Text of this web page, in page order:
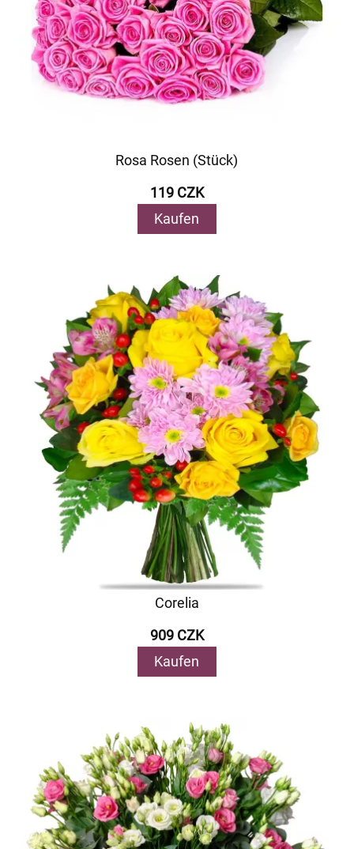
Rosa Rosen (Stück)
119 CZK
Kaufen
Corelia
909 CZK
Kaufen